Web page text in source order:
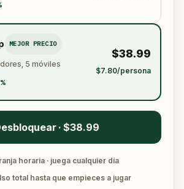
MEJOR PRECIO
5 móviles
$38.99
$7.80/persona
· $38.99
horaria · juega cualquier día
total hasta que empieces a jugar